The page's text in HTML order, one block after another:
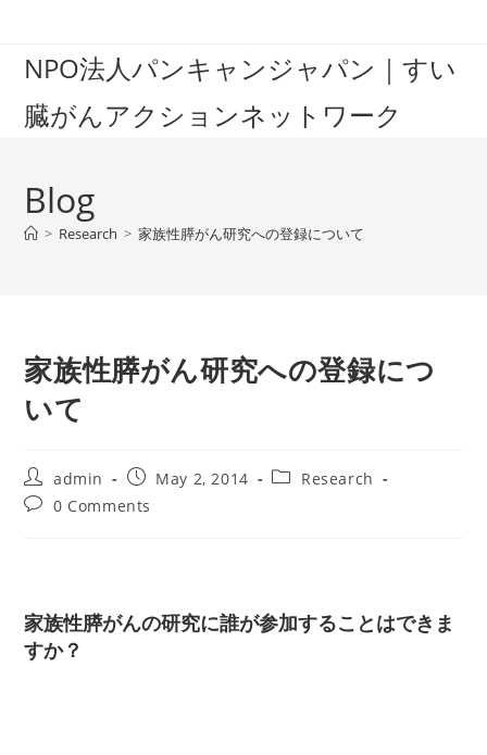
contentNPO法人パンキャンジャパン｜すい
臓がんアクションネットワーク
Blog
> Research > 家族性膵がん研究への登録について
家族性膵がん研究への登録につ
いて
Post
author:
admin
Post
published:
May 2, 2014
PostResearch
Post0 Comments
家族性膵がんの研究に誰が参加することはできま
すか？